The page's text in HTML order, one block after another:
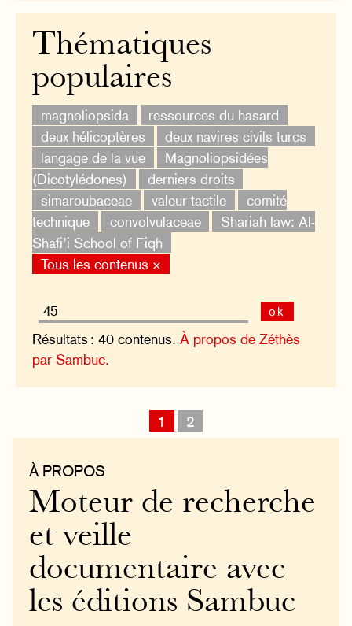
Thématiques
populaires
magnoliopsida
ressources du hasard
deux hélicoptères
deux navires civils turcs
langage de la vue
Magnoliopsidées
(Dicotylédones)
derniers droits
simaroubaceae
valeur tactile
comité
technique
convolvulaceae
Shariah law: Al-
Shafi’i School of Fiqh
Tous les contenus ×
ok
Résultats : 40 contenus.À propos de Zéthès
par Sambuc.
1 2
À PROPOS
Moteur de recherche
et veille
documentaire avec
les éditions Sambuc